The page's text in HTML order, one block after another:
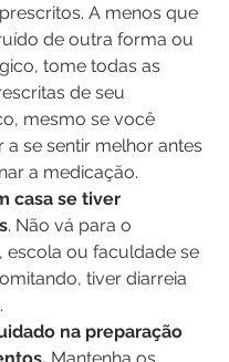
A menos que
de outra forma ou
tome todas as
de seu
mesmo se você
a se sentir melhor antes
a medicação.
casa se tiver
. Não vá para o
escola ou faculdade se
tiver diarreia
na preparação
Mantenha os